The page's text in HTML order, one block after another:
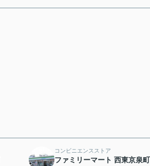
コンビニエンスストア
ファミリーマート 西東京泉